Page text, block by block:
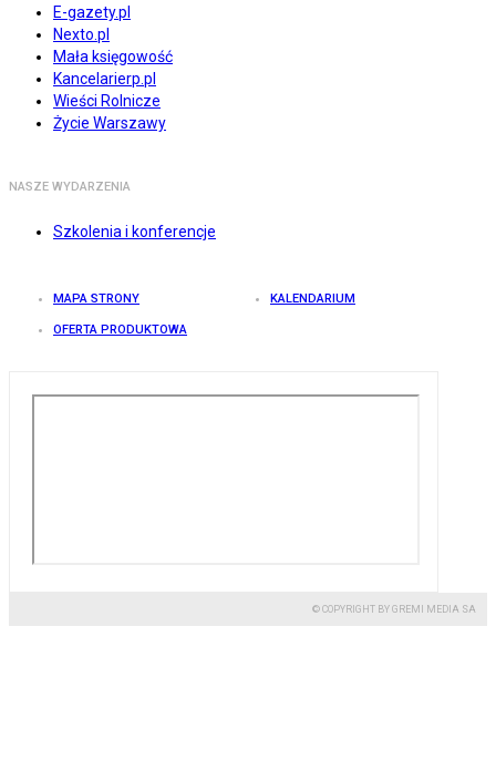
E-gazety.pl
Nexto.pl
Mała księgowość
Kancelarierp.pl
Wieści Rolnicze
Życie Warszawy
NASZE WYDARZENIA
Szkolenia i konferencje
MAPA STRONY KALENDARIUM
OFERTA PRODUKTOWA
© COPYRIGHT BY GREMI MEDIA SA